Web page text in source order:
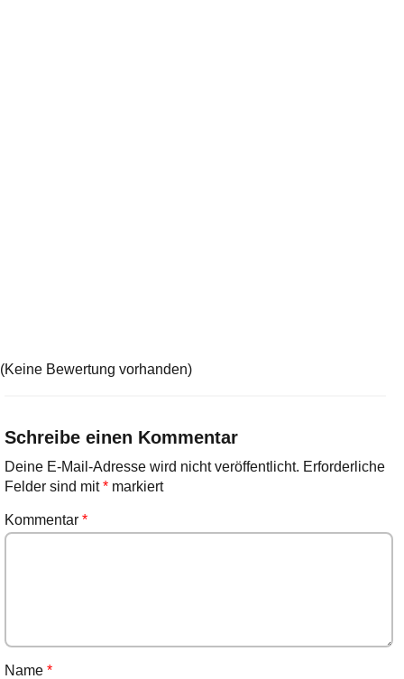
(Keine Bewertung vorhanden)
Schreibe einen Kommentar
Deine E-Mail-Adresse wird nicht veröffentlicht. Erforderliche
Felder sind mit*markiert
Kommentar *
Name *